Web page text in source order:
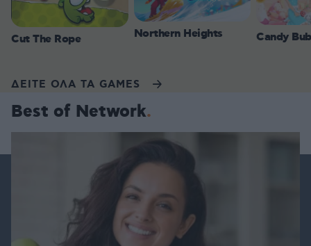
Cut The Rope Northern Heights Candy
ΔΕΙΤΕ ΟΛΑ ΤΑ GAMES
Best of Network